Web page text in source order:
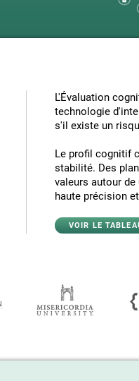
L'Évaluation
technologie
s'il existe un
Le profil cognitif
stabilité. Des
valeurs autour
haute précision
VOIR LE